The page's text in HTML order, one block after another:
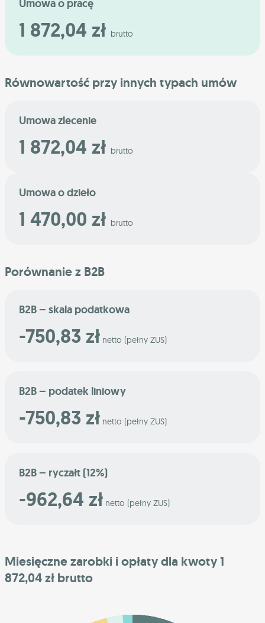
Umowa o pracę
1 872,04 zł brutto
Równowartość przy innych typach umów
Umowa zlecenie
1 872,04 zł brutto
Umowa o dzieło
1 470,00 zł brutto
Porównanie z B2B
B2B – skala podatkowa
-750,83 zł netto (pełny ZUS)
B2B – podatek liniowy
-750,83 zł netto (pełny ZUS)
B2B – ryczałt (12%)
-962,64 zł netto (pełny ZUS)
Miesięczne zarobki i opłaty dla kwoty 1
872,04 zł brutto